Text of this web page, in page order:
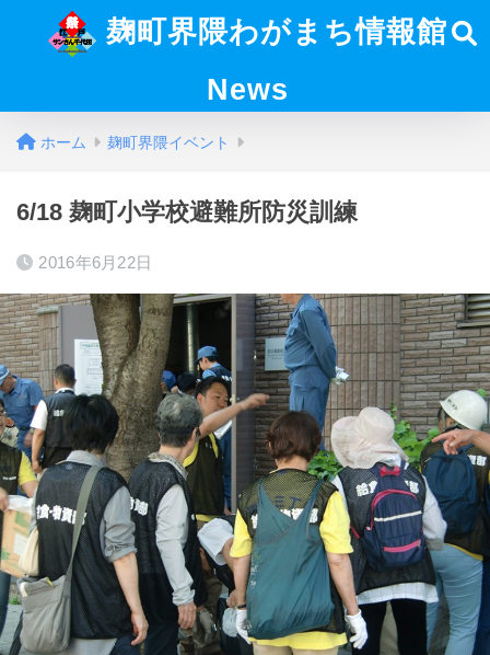
麹町界隈わがまち情報館
News
ホーム 麹町界隈イベント
6/18 麹町小学校避難所防災訓練
2016年6月22日